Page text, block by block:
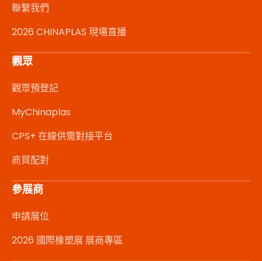
聯繫我們
2026 CHINAPLAS 現場直播
觀眾
觀眾預登記
MyChinaplas
CPS+ 在線供需對接平台
商貿配對
參展商
申請展位
2026 國際橡塑展 展商專區